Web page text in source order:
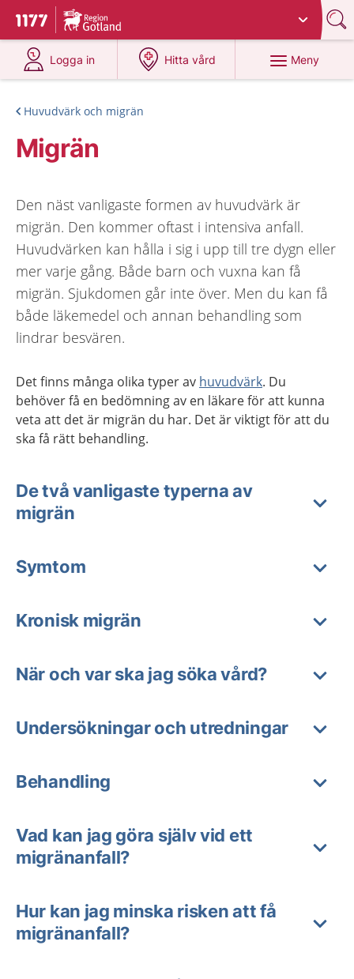
Till startsidan för 1177
Du har valt region
Logga in
på 1177.se
Hitta vård
på 1177.se
Meny
Huvudvärk och migrän
Migrän
Den näst vanligaste formen av huvudvärk är
migrän. Den kommer oftast i intensiva anfall.
Huvudvärken kan hålla i sig i upp till tre dygn eller
mer varje gång. Både barn och vuxna kan få
migrän. Sjukdomen går inte över. Men du kan få
både läkemedel och annan behandling som
lindrar besvären.
Det finns många olika typer av huvudvärk. Du
behöver få en bedömning av en läkare för att kunna
veta att det är migrän du har. Det är viktigt för att du
ska få rätt behandling.
De två vanligaste typerna av
migrän
Symtom
Kronisk migrän
När och var ska jag söka vård?
Undersökningar och utredningar
Behandling
Vad kan jag göra själv vid ett
migränanfall?
Hur kan jag minska risken att få
migränanfall?